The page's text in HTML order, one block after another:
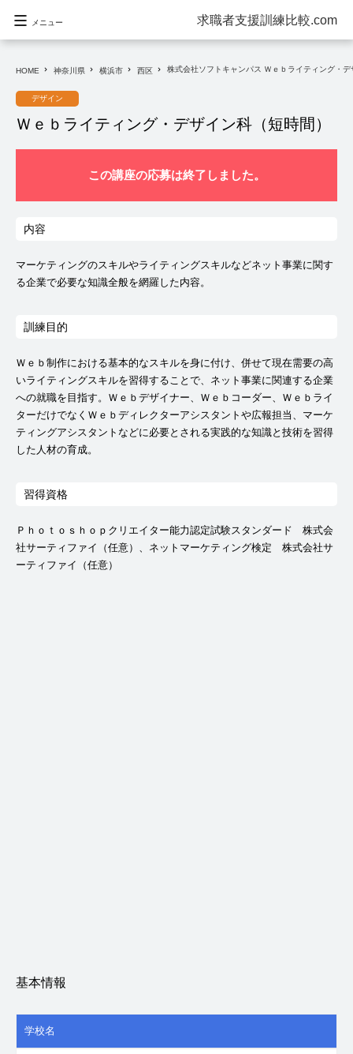
求職者支援訓練比較.com
メニュー
HOME navigate_next 神奈川県 navigate_next 横浜市 navigate_next 西区 navigate_next 株式会社ソフトキャンパス Ｗｅｂライティング・
デザイン
Ｗｅｂライティング・デザイン科（短時間）
この講座の応募は終了しました。
内容
マーケティングのスキルやライティングスキルなどネット事業に関す
る企業で必要な知識全般を網羅した内容。
訓練目的
Ｗｅｂ制作における基本的なスキルを身に付け、併せて現在需要の高
いライティングスキルを習得することで、ネット事業に関連する企業
への就職を目指す。Ｗｅｂデザイナー、Ｗｅｂコーダー、Ｗｅｂライ
ターだけでなくＷｅｂディレクターアシスタントや広報担当、マーケ
ティングアシスタントなどに必要とされる実践的な知識と技術を習得
した人材の育成。
習得資格
Ｐｈｏｔｏｓｈｏｐクリエイター能力認定試験スタンダード 株式会
社サーティファイ（任意）、ネットマーケティング検定 株式会社サ
ーティファイ（任意）
基本情報
学校名